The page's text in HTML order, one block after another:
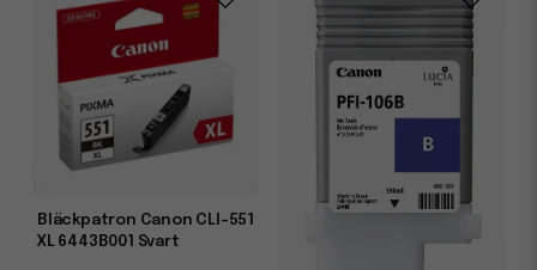
Bläckpatron Canon CLI-551
XL 6443B001 Svart